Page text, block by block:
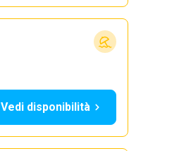
Vedi disponibilità